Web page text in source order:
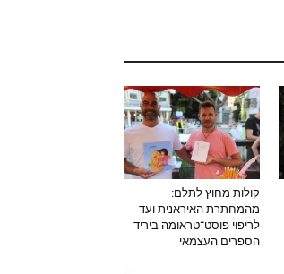
קולות מחוץ לתלם:
מהמחתרת האיראנית ועד
לריפוי פוסט־טראומה ביריד
הספרים העצמאי